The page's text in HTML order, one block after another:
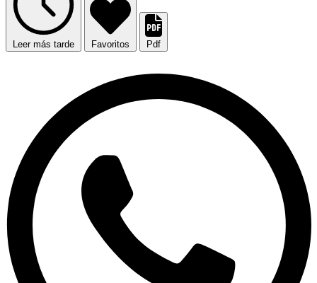
Leer más tarde Favoritos Pdf